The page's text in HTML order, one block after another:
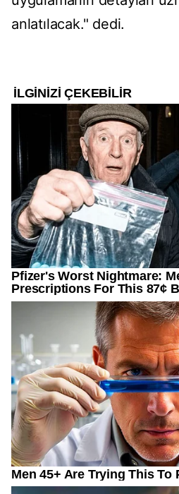
anlatılacak." dedi.